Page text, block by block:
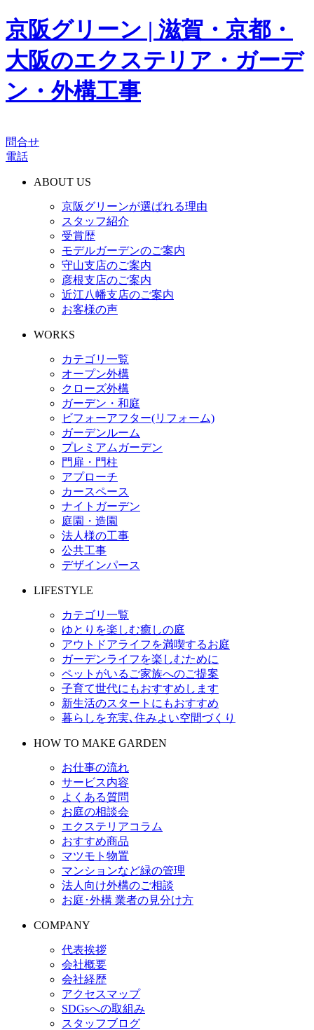
京阪グリーン | 滋賀・京都・
大阪のエクステリア・ガーデ
ン・外構工事
問合せ
電話
ABOUT US
京阪グリーンが選ばれる理由
スタッフ紹介
受賞歴
モデルガーデンのご案内
守山支店のご案内
彦根支店のご案内
近江八幡支店のご案内
お客様の声
WORKS
カテゴリ一覧
オープン外構
クローズ外構
ガーデン・和庭
ビフォーアフター(リフォーム)
ガーデンルーム
プレミアムガーデン
門扉・門柱
アプローチ
カースペース
ナイトガーデン
庭園・造園
法人様の工事
公共工事
デザインパース
LIFESTYLE
カテゴリ一覧
ゆとりを楽しむ癒しの庭
アウトドアライフを満喫するお庭
ガーデンライフを楽しむために
ペットがいるご家族へのご提案
子育て世代にもおすすめします
新生活のスタートにもおすすめ
暮らしを充実､住みよい空間づくり
HOW TO MAKE GARDEN
お仕事の流れ
サービス内容
よくある質問
お庭の相談会
エクステリアコラム
おすすめ商品
マツモト物置
マンションなど緑の管理
法人向け外構のご相談
お庭･外構 業者の見分け方
COMPANY
代表挨拶
会社概要
会社経歴
アクセスマップ
SDGsへの取組み
スタッフブログ